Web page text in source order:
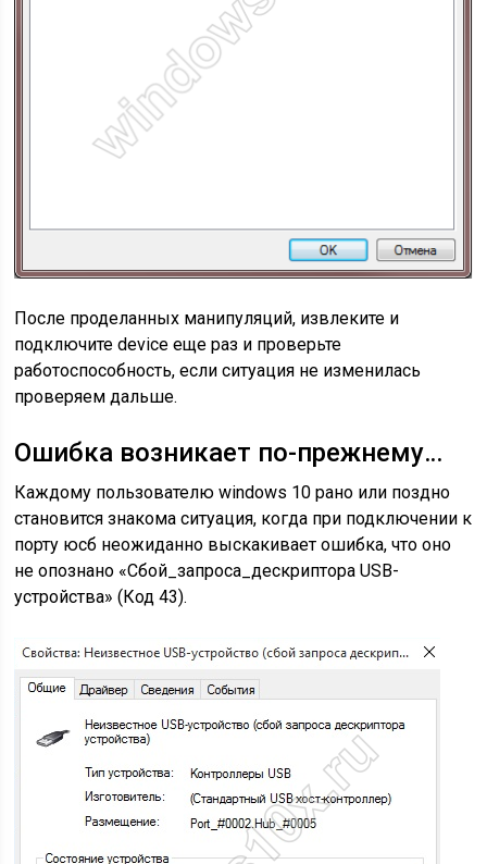
После проделанных манипуляций, извлеките и
подключите device еще раз и проверьте
работоспособность, если ситуация не изменилась
проверяем дальше.
Ошибка возникает по-прежнему…
Каждому пользователю windows 10 рано или поздно
становится знакома ситуация, когда при подключении к
порту юсб неожиданно выскакивает ошибка, что оно
не опознано «Сбой_запроса_дескриптора USB-
устройства» (Код 43).